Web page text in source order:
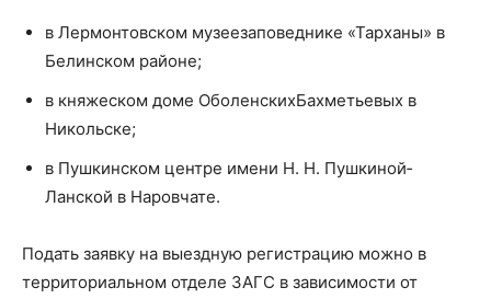
в Лермонтовском музее­заповеднике «Тарханы» в
Белинском районе;
в княжеском доме Оболенских­Бахметьевых в
Никольске;
в Пушкинском центре имени Н. Н. Пушкиной­
Ланской в Наровчате.
Подать заявку на выездную регистрацию можно в
территориальном отделе ЗАГС в зависимости от